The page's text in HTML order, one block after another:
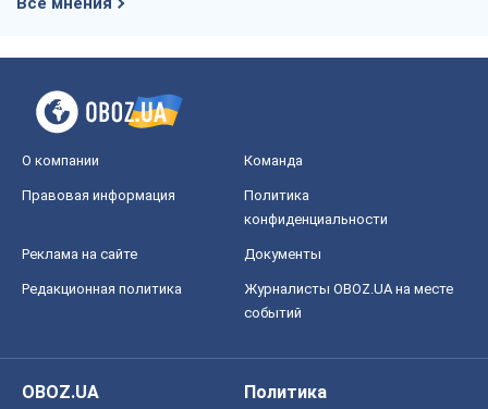
О компании Команда
Правовая информация
Политика
конфиденциальности
Реклама на сайте Документы
Редакционная политика
Журналисты OBOZ.UA на месте
событий
OBOZ.UA
Политика